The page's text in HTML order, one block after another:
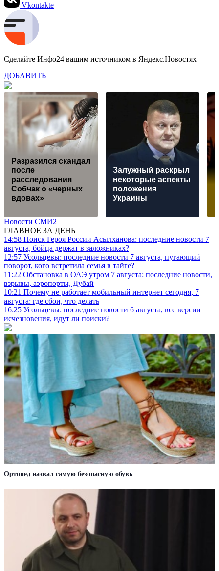
Vkontakte
Сделайте Инфо24 вашим источником в Яндекс.Новостях
ДОБАВИТЬ
Разразился скандал
после
расследования
Собчак о «черных
вдовах»
Залужный раскрыл
некоторые аспекты
положения
Украины
Новости СМИ2
ГЛАВНОЕ ЗА ДЕНЬ
14:58 Поиск Героя России Асылханова: последние новости 7
августа, бойца держат в заложниках?
12:57 Усольцевы: последние новости 7 августа, пугающий
поворот, кого встретила семья в тайге?
11:22 Обстановка в ОАЭ утром 7 августа: последние новости,
взрывы, аэропорты, Дубай
10:21 Почему не работает мобильный интернет сегодня, 7
августа: где сбои, что делать
16:25 Усольцевы: последние новости 6 августа, все версии
исчезновения, идут ли поиски?
Ортопед назвал самую безопасную обувь